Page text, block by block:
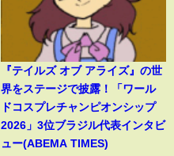
『テイルズ オブ アライズ』の世
界をステージで披露！「ワール
ドコスプレチャンピオンシップ
2026」3位ブラジル代表インタビ
ュー(ABEMA TIMES)